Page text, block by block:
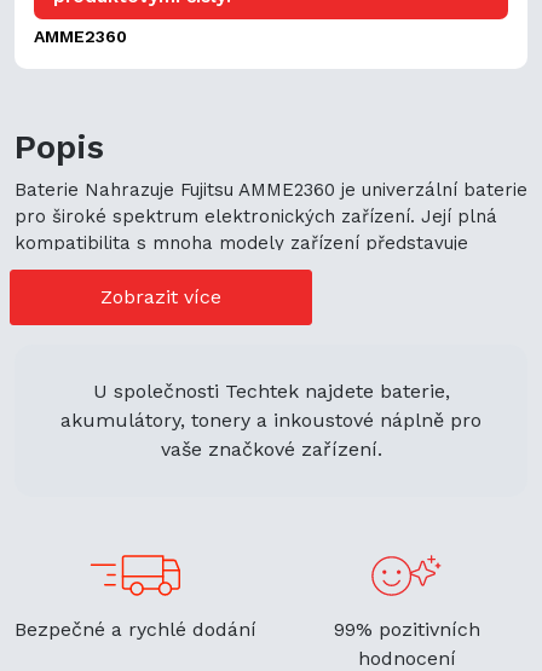
AMME2360
Popis
Baterie Nahrazuje Fujitsu AMME2360 je univerzální baterie
pro široké spektrum elektronických zařízení. Její plná
kompatibilita s mnoha modely zařízení představuje
cenově výhodné možnosti nákupu. Její univerzální použití
navíc podporuje ekologickou udržitelnost a zaručuje
flexibilitu.
Zobrazit více
U společnosti Techtek najdete baterie,
akumulátory, tonery a inkoustové náplně pro
vaše značkové zařízení.
Bezpečné a rychlé dodání
99% pozitivních
hodnocení